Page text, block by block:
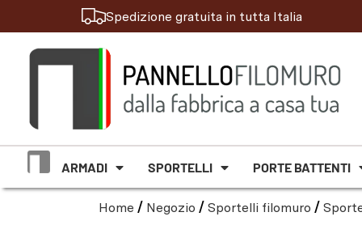
Spedizione gratuita in tutta Italia
ARMADI SPORTELLI PORTE BATTENTI
Home / Negozio / Sportelli filomuro /